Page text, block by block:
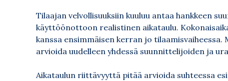
Tilaajan velvollisuuksiin kuuluu antaa hankkeen
käyttöönottoon realistinen aikataulu.
kanssa ensimmäisen kerran jo
arvioida uudelleen yhdessä suunnittelijoiden ja
Aikataulun riittävyyttä pitää arvioida suhteessa